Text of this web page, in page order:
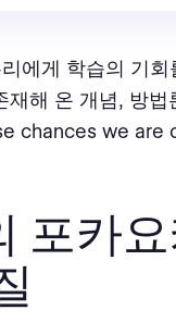
에게 학습의 기
재해 온 개념, 방
chances we are
포카